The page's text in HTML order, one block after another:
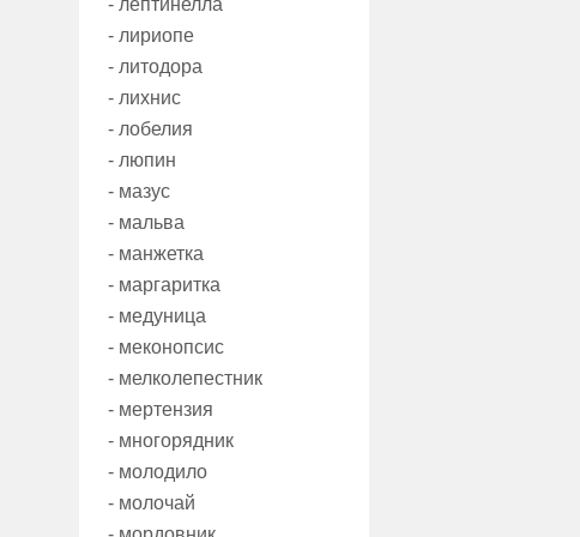
- лептинелла
- лириопе
- литодора
- лихнис
- лобелия
- люпин
- мазус
- мальва
- манжетка
- маргаритка
- медуница
- меконопсис
- мелколепестник
- мертензия
- многорядник
- молодило
- молочай